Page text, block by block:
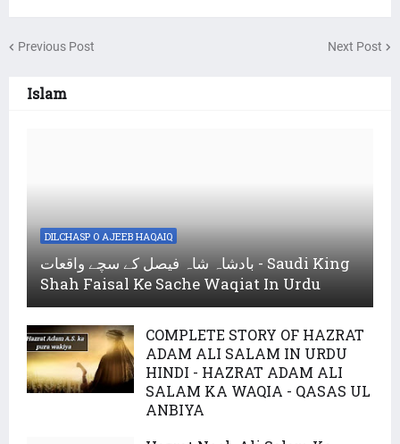
Previous Post Next Post
Islam
DILCHASP O AJEEB HAQAIQ
بادشاہ شاہ فیصل کے سچے واقعات - Saudi King
Shah Faisal Ke Sache Waqiat In Urdu
COMPLETE STORY OF HAZRAT
ADAM ALI SALAM IN URDU
HINDI - HAZRAT ADAM ALI
SALAM KA WAQIA - QASAS UL
ANBIYA